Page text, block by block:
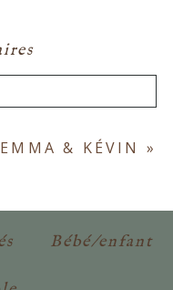
publié ou partagé.
& KÉVIN »
Bébé/enfant